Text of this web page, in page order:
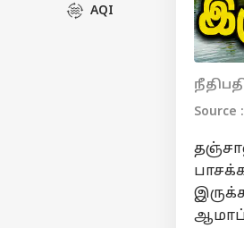
AQI
Source :